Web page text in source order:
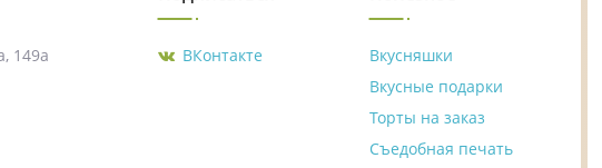
149а
ВКонтакте
Вкусняшки
Вкусные подарки
Торты на заказ
Съедобная печать